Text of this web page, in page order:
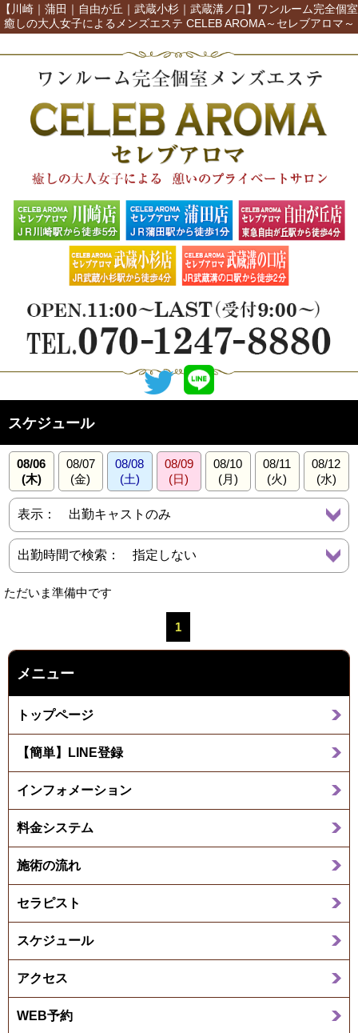
【川崎｜蒲田｜自由が丘｜武蔵小杉｜武蔵溝ノ口】ワンルーム完全個室
癒しの大人女子によるメンズエステ CELEB AROMA～セレブアロマ～
スケジュール
08/06
(木)
08/07
(金)
08/08
(土)
08/09
(日)
08/10
(月)
08/11
(火)
08/12
(水)
ただいま準備中です
1
メニュー
トップページ
【簡単】LINE登録
インフォメーション
料金システム
施術の流れ
セラピスト
スケジュール
アクセス
WEB予約